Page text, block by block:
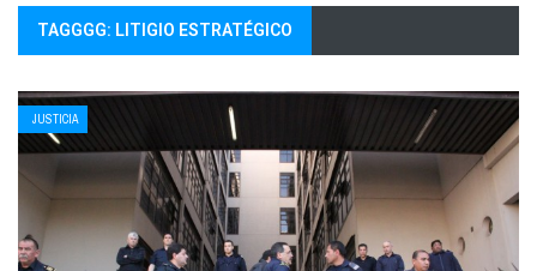
TAGGGG: LITIGIO ESTRATÉGICO
JUSTICIA